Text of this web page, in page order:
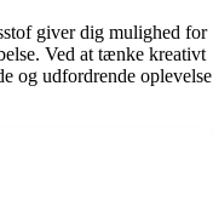
giver dig mulighed for
Ved at tænke kreativt
og udfordrende oplevelse